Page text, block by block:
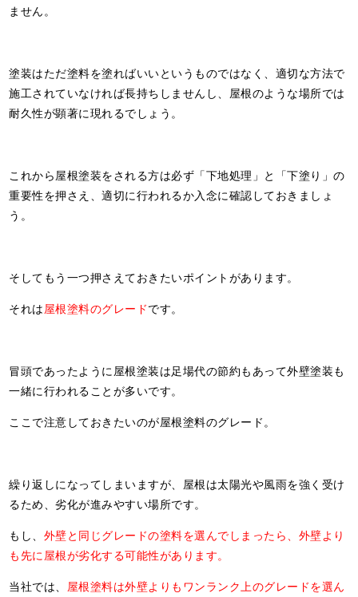
ません。
塗装はただ塗料を塗ればいいというものではなく、適切な方法で
施工されていなければ長持ちしませんし、屋根のような場所では
耐久性が顕著に現れるでしょう。
これから屋根塗装をされる方は必ず「下地処理」と「下塗り」の
重要性を押さえ、適切に行われるか入念に確認しておきましょ
う。
そしてもう一つ押さえておきたいポイントがあります。
それは屋根塗料のグレードです。
冒頭であったように屋根塗装は足場代の節約もあって外壁塗装も
一緒に行われることが多いです。
ここで注意しておきたいのが屋根塗料のグレード。
繰り返しになってしまいますが、屋根は太陽光や風雨を強く受け
るため、劣化が進みやすい場所です。
もし、 外壁と同じグレードの塗料を選んでしまったら、外壁より
も先に屋根が劣化する可能性があります。
当社では、 屋根塗料は外壁よりもワンランク上のグレードを選ん